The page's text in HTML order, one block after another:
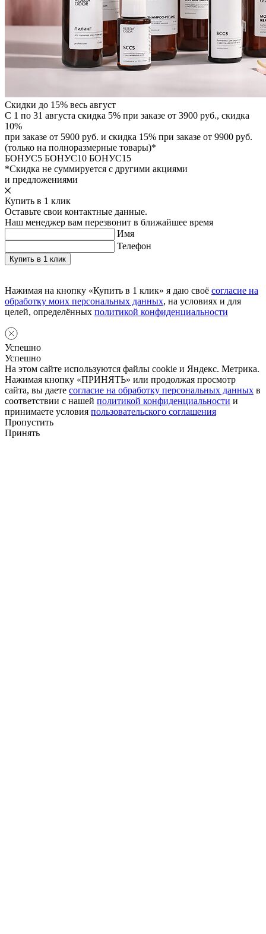
Скидки до 15% весь август
С 1 по 31 августа скидка 5% при заказе от 3900 руб., скидка
10%
при заказе от 5900 руб. и скидка 15% при заказе от 9900 руб.
(только на полноразмерные товары)*
БОНУС5 БОНУС10 БОНУС15
*Скидка не суммируется с другими акциями
и предложениями
Купить в 1 клик
Оставьте свои контактные данные.
Наш менеджер вам перезвонит в ближайшее время
Имя
Телефон
Нажимая на кнопку «Купить в 1 клик» я даю своё согласие на
обработку моих персональных данных, на условиях и для
целей, определённых политикой конфиденциальности
Успешно
Успешно
На этом сайте используются файлы cookie и Яндекс. Метрика.
Нажимая кнопку «ПРИНЯТЬ» или продолжая просмотр
сайта, вы даете согласие на обработку персональных данных в
соответствии с нашей политикой конфиденциальности и
принимаете условия пользовательского соглашения
Пропустить
Принять